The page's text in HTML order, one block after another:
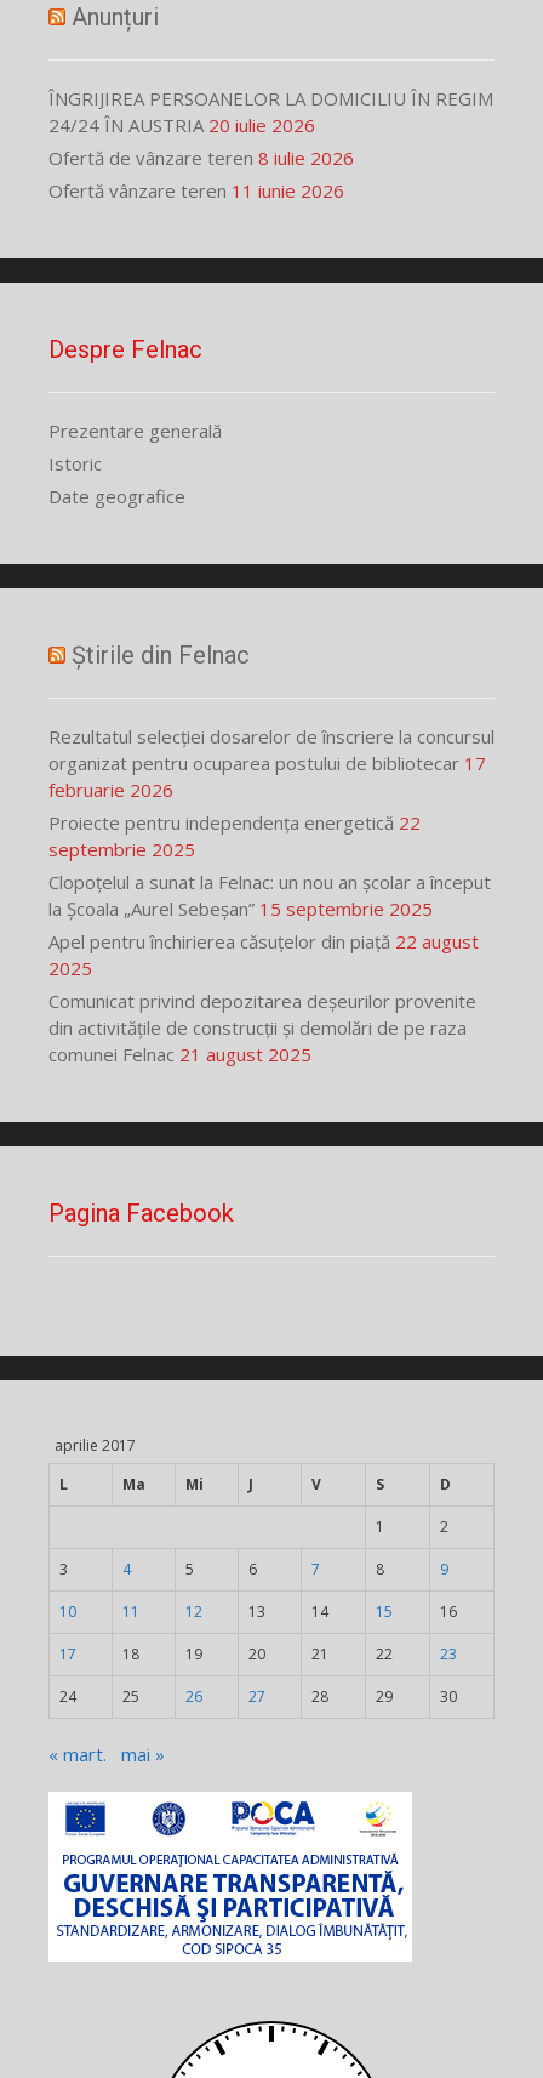
Anunțuri
ÎNGRIJIREA PERSOANELOR LA DOMICILIU ÎN REGIM
24/24 ÎN AUSTRIA 20 iulie 2026
Ofertă de vânzare teren 8 iulie 2026
Ofertă vânzare teren 11 iunie 2026
Despre Felnac
Prezentare generală
Istoric
Date geografice
Știrile din Felnac
Rezultatul selecției dosarelor de înscriere la concursul
organizat pentru ocuparea postului de bibliotecar 17
februarie 2026
Proiecte pentru independența energetică 22
septembrie 2025
Clopoțelul a sunat la Felnac: un nou an școlar a început
la Școala „Aurel Sebeșan” 15 septembrie 2025
Apel pentru închirierea căsuțelor din piață 22 august
2025
Comunicat privind depozitarea deșeurilor provenite
din activitățile de construcții și demolări de pe raza
comunei Felnac 21 august 2025
Pagina Facebook
aprilie 2017
L
Ma Mi J V S D
1 2
3 4 5 6 7 8 9
10 11 12 13 14 15 16
17 18 19 20 21 22 23
24 25 26 27 28 29 30
« mart. mai »